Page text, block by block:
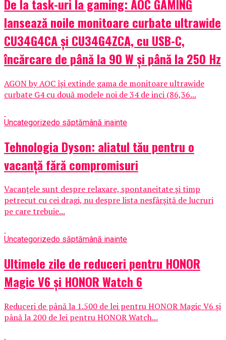
De la task-uri la gaming: AOC GAMING
lansează noile monitoare curbate ultrawide
CU34G4CA și CU34G4ZCA, cu USB-C,
încărcare de până la 90 W și până la 250 Hz
AGON by AOC își extinde gama de monitoare ultrawide
curbate G4 cu două modele noi de 34 de inci (86,36...
Uncategorizedo săptămână inainte
Tehnologia Dyson: aliatul tău pentru o
vacanță fără compromisuri
Vacanțele sunt despre relaxare, spontaneitate și timp
petrecut cu cei dragi, nu despre lista nesfârșită de lucruri
pe care trebuie...
Uncategorizedo săptămână inainte
Ultimele zile de reduceri pentru HONOR
Magic V6 și HONOR Watch 6
Reduceri de până la 1.500 de lei pentru HONOR Magic V6 și
până la 200 de lei pentru HONOR Watch...